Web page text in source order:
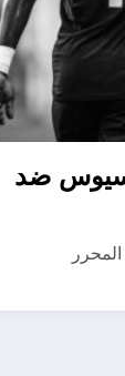
مؤامرة
أغسطس 6, 2026